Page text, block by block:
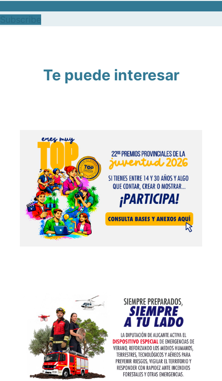
Te puede interesar